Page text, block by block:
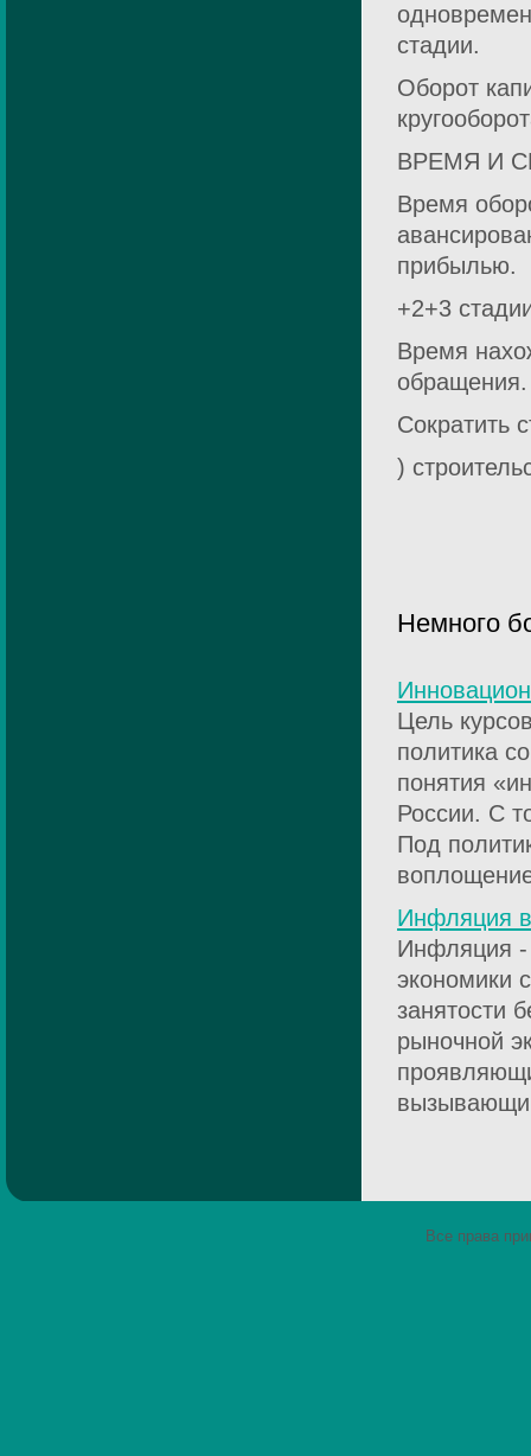
стадии.
Оборот
ВРЕМЯ И
Время
прибылью.
+2+3
Время
Сократить
)
Немного
Цель
политика
понятия
России. С
Под
Инфляция
Инфляция -
экономики
занятости
рыночной
Все права